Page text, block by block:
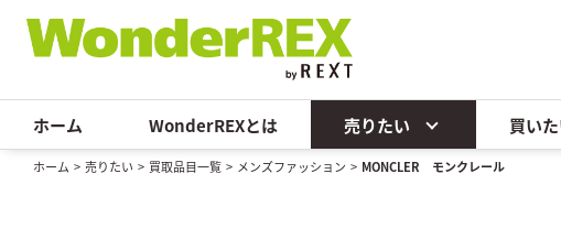
ホーム WonderREXとは 売りたい 買い
ホーム > 売りたい > 買取品目一覧 > メンズファッション > MONCLER モンクレール